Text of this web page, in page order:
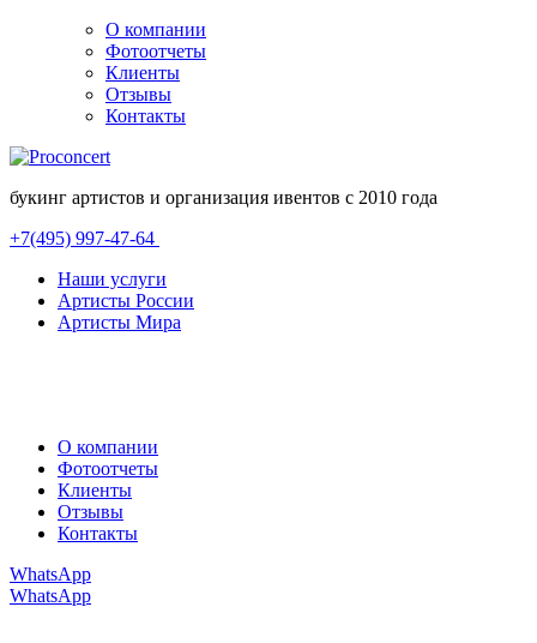
О компании
Фотоотчеты
Клиенты
Отзывы
Контакты
букинг артистов и организация ивентов с 2010 года
+7(495) 997-47-64
Наши услуги
Артисты России
Артисты Мира
О компании
Фотоотчеты
Клиенты
Отзывы
Контакты
WhatsApp
WhatsApp